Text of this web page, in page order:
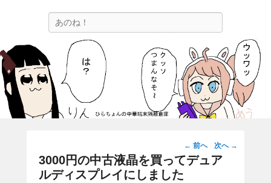
ひらちょんの中華端末隔離倉庫
ほたがページ上部にある検索バーを消してくれたサイトです。
投
稿
← 前へ 次へ →
3000円の中古液晶を買ってデュア
ルディスプレイにしました